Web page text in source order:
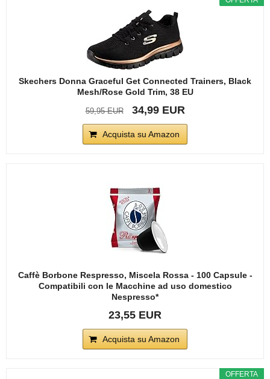
Skechers Donna Graceful Get Connected Trainers, Black
Mesh/Rose Gold Trim, 38 EU
59,95 EUR 34,99 EUR
Acquista su Amazon
Caffè Borbone Respresso, Miscela Rossa - 100 Capsule -
Compatibili con le Macchine ad uso domestico
Nespresso*
23,55 EUR
Acquista su Amazon
OFFERTA